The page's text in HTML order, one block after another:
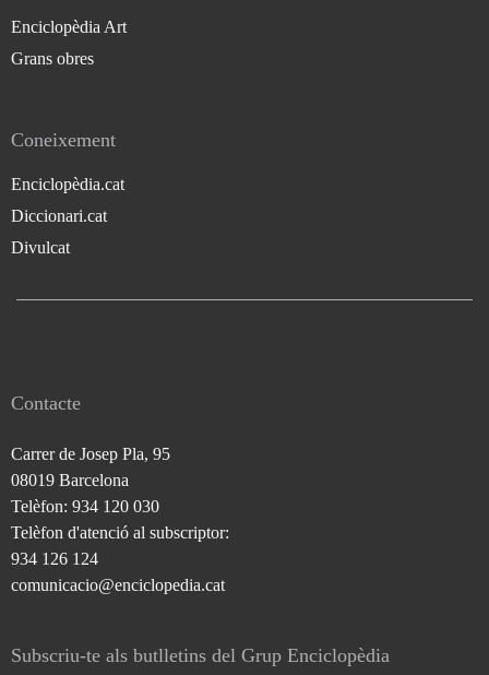
Enciclopèdia Art
Grans obres
Coneixement
Enciclopèdia.cat
Diccionari.cat
Divulcat
Contacte
Carrer de Josep Pla, 95
08019 Barcelona
Telèfon: 934 120 030
Telèfon d'atenció al subscriptor:
934 126 124
comunicacio@enciclopedia.cat
Subscriu-te als butlletins del Grup Enciclopèdia